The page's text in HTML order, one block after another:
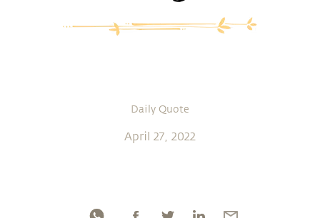
Daily Quote
April 27, 2022